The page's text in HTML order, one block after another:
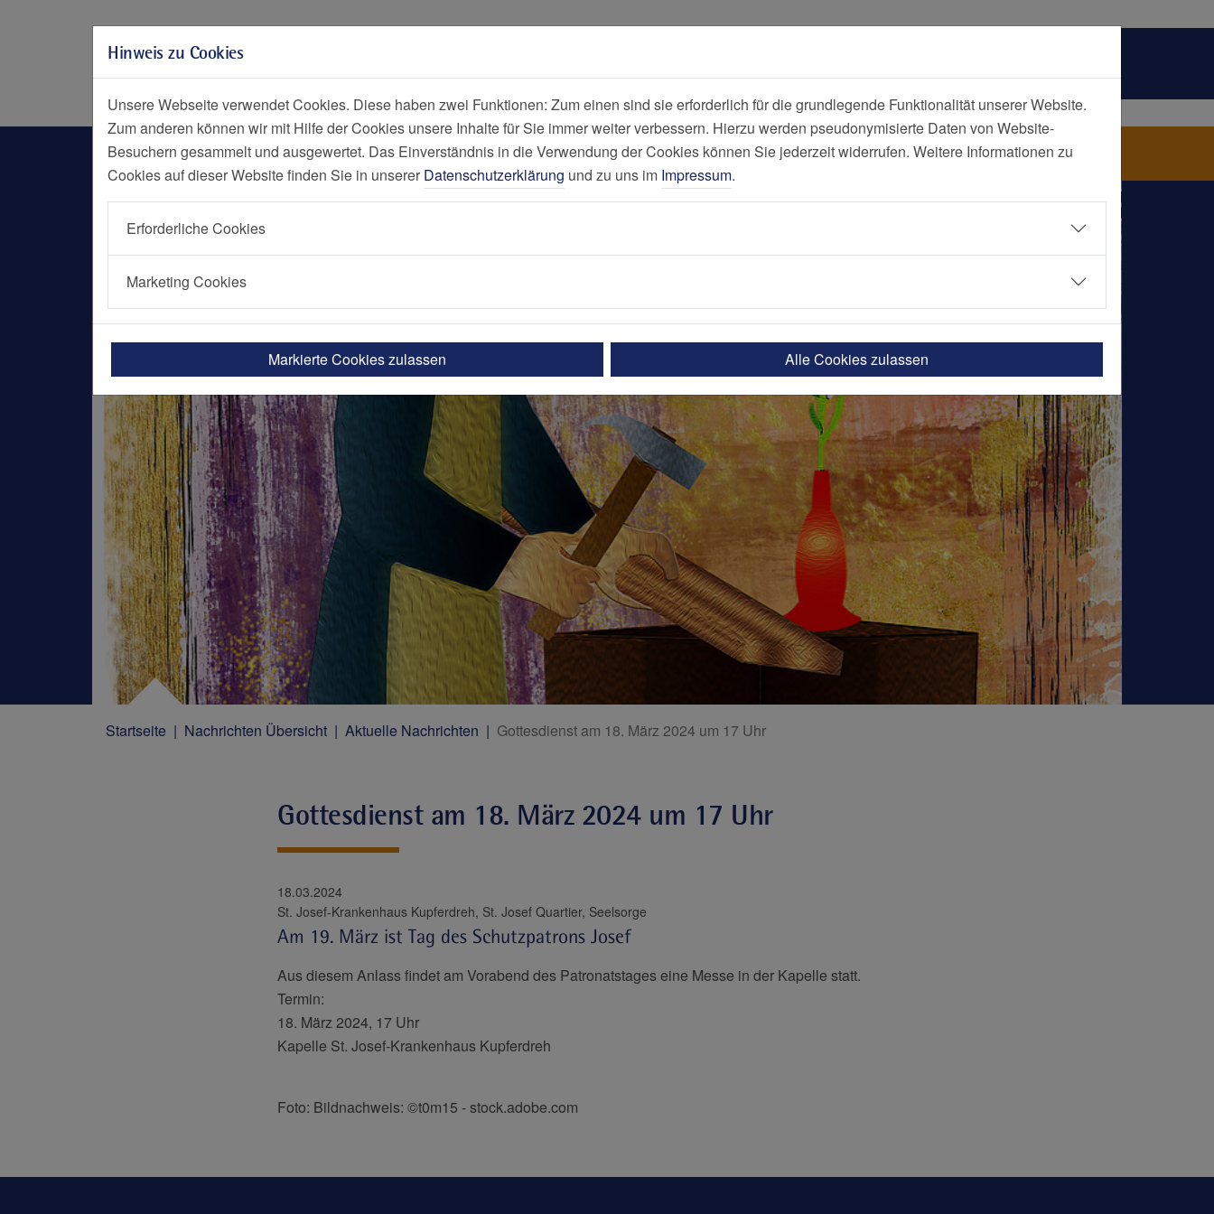
Zum Seitenende springen
Menü Social Media
Nachrichten Detailseite Nachricht
Startseite Nachrichten Übersicht Aktuelle Nachrichten Gottesdienst am 18. März 2024 um 17 Uhr
Gottesdienst am 18. März 2024 um 17 Uhr
18.03.2024
St. Josef-Krankenhaus Kupferdreh, St. Josef Quartier, Seelsorge
Am 19. März ist Tag des Schutzpatrons Josef
Aus diesem Anlass findet am Vorabend des Patronatstages eine Messe in der Kapelle statt.
Termin:
18. März 2024, 17 Uhr
Kapelle St. Josef-Krankenhaus Kupferdreh
Foto: Bildnachweis: ©t0m15 - stock.adobe.com
Hinweis zu Cookies
Unsere Webseite verwendet Cookies. Diese haben zwei Funktionen: Zum einen sind sie erforderlich für die grundlegende Funktionalität unserer Website.
Zum anderen können wir mit Hilfe der Cookies unsere Inhalte für Sie immer weiter verbessern. Hierzu werden pseudonymisierte Daten von Website-
Besuchern gesammelt und ausgewertet. Das Einverständnis in die Verwendung der Cookies können Sie jederzeit widerrufen. Weitere Informationen zu
Cookies auf dieser Website finden Sie in unserer Datenschutzerklärung und zu uns im Impressum.
Erforderliche Cookies
Marketing Cookies
Markierte Cookies zulassen Alle Cookies zulassen